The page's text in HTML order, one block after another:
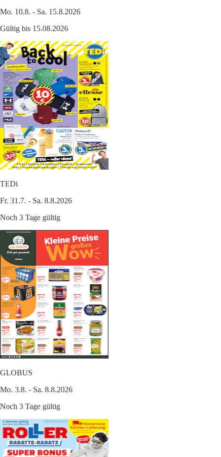
Mo. 10.8. - Sa. 15.8.2026
Gültig bis 15.08.2026
TEDi
Fr. 31.7. - Sa. 8.8.2026
Noch 3 Tage gültig
GLOBUS
Mo. 3.8. - Sa. 8.8.2026
Noch 3 Tage gültig